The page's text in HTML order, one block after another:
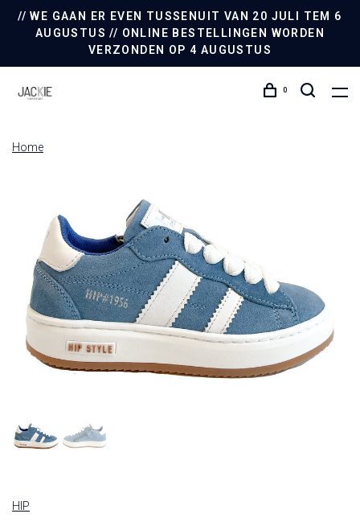
// WE GAAN ER EVEN TUSSENUIT VAN 20 JULI TEM 6
AUGUSTUS // ONLINE BESTELLINGEN WORDEN
VERZONDEN OP 4 AUGUSTUS
0
Home
HIP